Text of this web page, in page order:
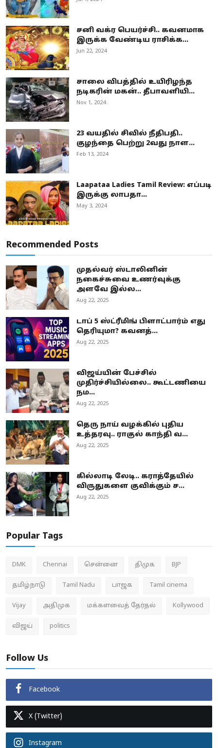
சனி வக்ர பெயர்ச்சி.. கவனமாக
இருக்க வேண்டிய ராசிக்க...
Jun 22, 2024
சாலை விபத்தில் உயிரிழந்த
நடிகரின் மகன்.. தீபாவளியி...
Nov 1, 2024
23 வயதில் சிவில் நீதிபதி..
குழந்தை பெற்று 2வது நாள...
Feb 13, 2024
Laapataa Ladies Tamil Review: எப்படி
இருக்கு லாபதா...
May 3, 2024
Recommended Posts
முதல்வர் ஸ்டாலினின்
நகைச்சுவை உணர்வுக்கு
அளவே இல்ல...
Aug 22, 2025
டாப் 5 ஸ்ட்ரீமிங் பிளாட்பார்ம் எது
தெரியுமா? கவனத்...
Aug 22, 2025
விஜய்யின் பேச்சில்
முதிர்ச்சியில்லை.. கூட்டணியை
நம...
Aug 22, 2025
தெரு நாய் வழக்கில் புதிய
உத்தரவு.. ராகுல் காந்தி வ...
Aug 22, 2025
கில்லாடி லேடி.. கராத்தேயில்
விருதுகளை குவிக்கும் ச...
Aug 22, 2025
Popular Tags
DMK Chennai சென்னை திமுக BJP
தமிழ்நாடு Tamil Nadu பாஜக Tamil cinema
Vijay அதிமுக மக்களவைத் தேர்தல் Kollywood
விஜய் politics
Follow Us
Facebook
X (Twitter)
Instagram